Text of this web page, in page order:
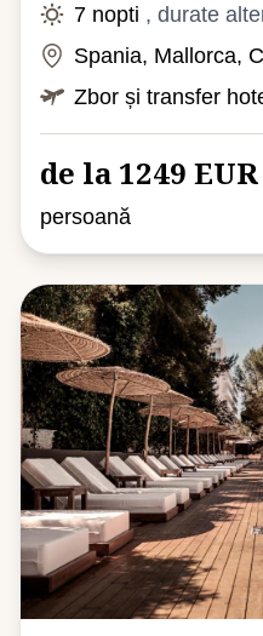
7 nopti , durate
Spania, Mallorca,
Zbor și transfer
de la 1249 EUR
persoană